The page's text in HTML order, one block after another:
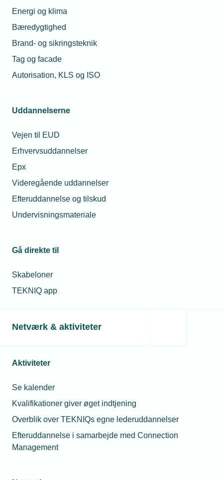
Energi og klima
Bæredygtighed
Brand- og sikringsteknik
Tag og facade
Autorisation, KLS og ISO
Uddannelserne
Vejen til EUD
Erhvervsuddannelser
Epx
Videregående uddannelser
Efteruddannelse og tilskud
Undervisningsmateriale
Gå direkte til
Skabeloner
TEKNIQ app
Netværk & aktiviteter
Aktiviteter
Se kalender
Kvalifikationer giver øget indtjening
Overblik over TEKNIQs egne lederuddannelser
Efteruddannelse i samarbejde med Connection
Management